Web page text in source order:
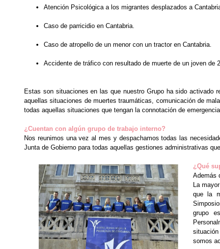
Atención Psicológica a los migrantes desplazados a
Caso de parricidio en Cantabria.
Caso de atropello de un menor con un tractor en Cantabria.
Accidente de tráfico con resultado de muerte de un joven de
Estas son situaciones en las que nuestro Grupo ha sido activado
aquellas situaciones de muertes traumáticas, comunicación de
todas aquellas situaciones que tengan la connotación de
¿Cuentan con algún grupo de trabajo interno?
Nos reunimos una vez al mes y despachamos todas las
Junta de Gobierno para todas aquellas gestiones administrativas
¿Qué
Además
La
que la
grupo
somos